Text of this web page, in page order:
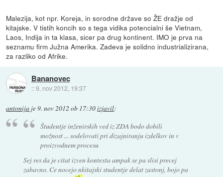
Malezija, kot npr. Koreja, in sorodne države so ŽE dražje od
kitajske. V tistih koncih so s tega vidika potencialni še Vietnam,
Laos, Indija in ta klasa, sicer pa drug kontinent. IMO je prva na
seznamu firm Južna Amerika. Zadeva je solidno industrializirana,
za razliko od Afrike.
Bananovec
::9. nov 2012, 19:37
antonija je9. nov 2012 ob 17:30izjavil:
Študentje inženirskih ved iz ZDA bodo dobili
možnost ... sodelovati pri dizajniranju izdelkov in v
proizvodnem procesu
Sej res da je citat izven kontexta ampak se pa slisi precej
zabavno. Ce nocejo nkitajski studentje delat zastonj, bojo pa